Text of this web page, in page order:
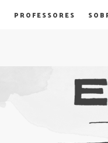
PROFESSORES